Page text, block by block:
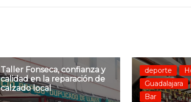
Taller Fonseca, confianza y
calidad en la reparación de
calzado local
deporte
Guadalajara
Bar